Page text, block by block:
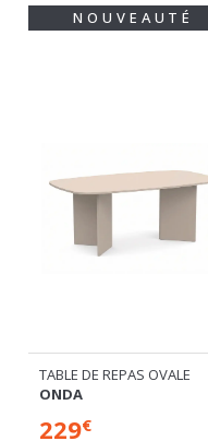
NOUVEAUTÉ
TABLE DE REPAS OVALE
ONDA
229€